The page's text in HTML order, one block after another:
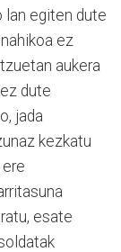
lan egiten dute
ez
aukera
dute
jada
kezkatu
esate